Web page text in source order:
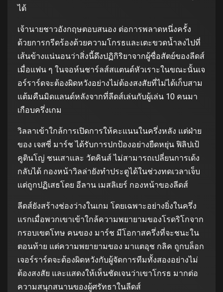
ได้
เจ้านายชาวอังกฤษตอบสนอง ต่อการพลาดหนึ่งครั้ง
ด้วยการกรีดร้องด้วยความโกรธและเตะขวดน้ำลงไปที่
เส้นข้างแน่นอนว่าสิ่งนี้ดึงปฏิกิริยาจากผู้ซื่อสัตย์ของลีดส์
เมื่อแฟน ๆ ในจอห์นชาร์ลส์สแตนด์หัวเราะในขณะนั้นเจ
อร์ราร์ดจะต้องผิดหวังอย่างไม่ต้องสงสัยที่ไม่ได้เก็บสาม
แต้มคืนมิดแลนด์หลังจากที่ลีดส์เล่นกับผู้เล่น 10 คนมา
เกือบครึ่งเกม
วิลลาเข้าใกล้การเปิดการให้คะแนนในครึ่งหลัง แต่ฝ่าย
ของ เจสซี่ มาร์ช ได้รับการปกป้องอย่างยืดหยุ่น ฟิลิปเป้
คูตินโญ่ ชนเสาและ วัตคินส์ ไม่สามารถเปลี่ยนการเด้ง
กลับได้ กองหน้าวิลล่ายังทำประตูได้ในช่วงทดเวลาเจ็บ
แต่ถูกปฏิเสธโดย อีลาน เมสลิเยร์ กองหน้าของลีดส์
ลีดส์ยังสร้างช่องว่างในเกม โดยเฉพาะอย่างยิ่งในครึ่ง
แรกเมื่อพวกเขาเข้าใกล้ความพยายามของโรดริโกจาก
กรอบเขตโทษ คนของ มาร์ช มีโอกาสครึ่งที่จะชนะใน
ตอนท้าย แต่ความพยายามของ มาแตอุช กลิค ถูกบล็อก
เจอร์ราร์ดจะต้องผิดหวังกับผู้จัดการทีมทั้งสองอย่างไม่
ต้องสงสัย และแสดงให้เห็นชัดเจนว่าเขาโกรธ มากต่อ
ความสนุกสนานของผู้ศรัทธาในลีดส์